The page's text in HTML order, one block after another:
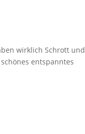
wirklich Schrott und
entspanntes